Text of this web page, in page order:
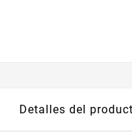
Detalles del